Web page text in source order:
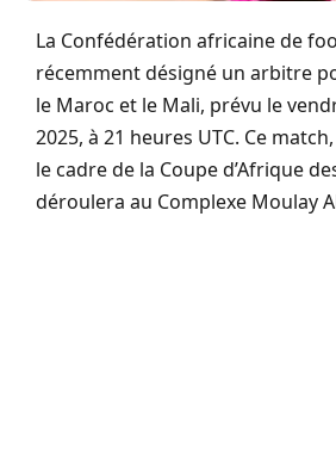
La Confédération africaine de
récemment désigné un arbitre
le Maroc et le Mali, prévu le
2025, à 21 heures UTC. Ce
le cadre de la Coupe d’Afrique
déroulera au Complexe Moulay